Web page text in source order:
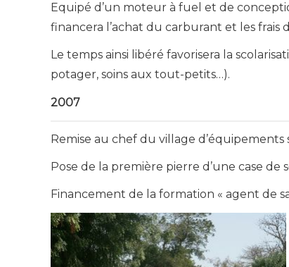
Equipé d’un moteur à fuel et de
financera l’achat du carburant et les frais
Le temps ainsi libéré favorisera la
potager, soins aux tout-petits…).
2007
Remise au chef du village d’équipements
Pose de la première pierre d’une case de
Financement de la formation « agent de